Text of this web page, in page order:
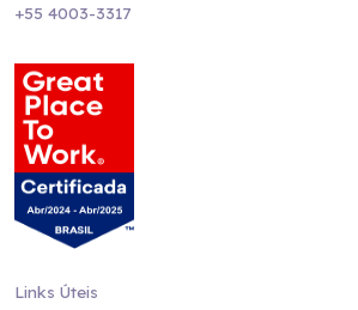
+55 4003-3317
Links Úteis